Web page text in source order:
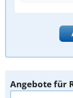
Angebote für